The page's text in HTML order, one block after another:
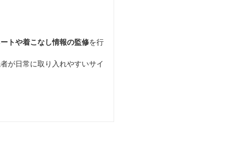
トや着こなし情報の監修を行
が日常に取り入れやすいサイ